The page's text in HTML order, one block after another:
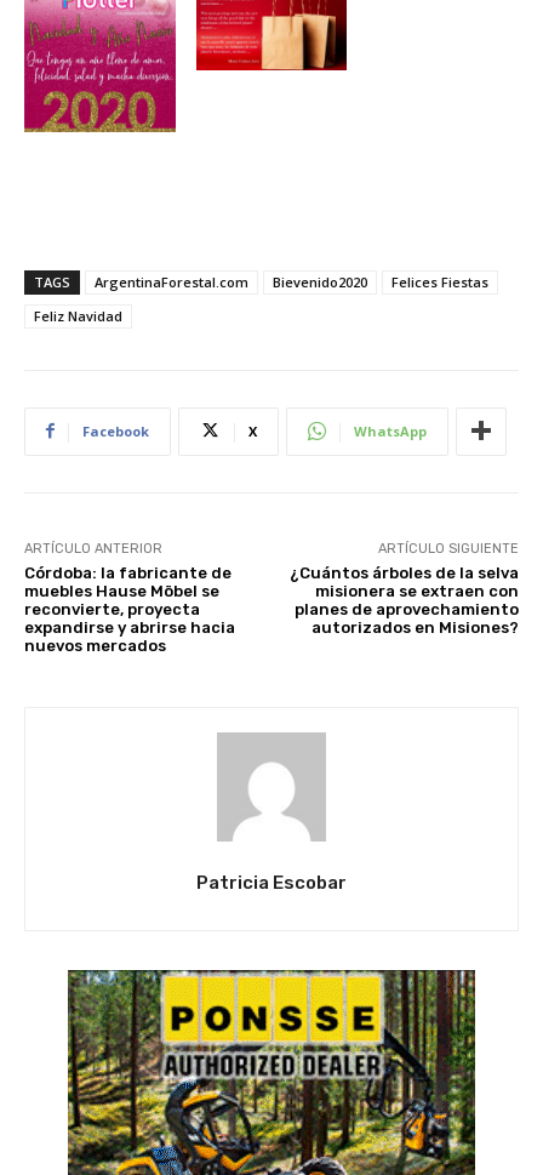
TAGS ArgentinaForestal.com Bievenido2020
Felices Fiestas
Feliz Navidad
Facebook X WhatsApp
ARTÍCULO ANTERIOR
Córdoba: la fabricante de
muebles Hause Möbel se
reconvierte, proyecta
expandirse y abrirse hacia
nuevos mercados
ARTÍCULO SIGUIENTE
¿Cuántos árboles de la selva
misionera se extraen con
planes de aprovechamiento
autorizados en Misiones?
Patricia Escobar